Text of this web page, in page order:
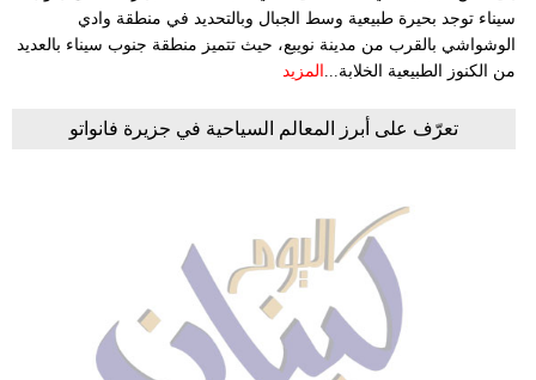
سيناء توجد بحيرة طبيعية وسط الجبال وبالتحديد في منطقة وادي
الوشواشي بالقرب من مدينة نويبع، حيث تتميز منطقة جنوب سيناء بالعديد
من الكنوز الطبيعية الخلابة... المزيد
تعرّف على أبرز المعالم السياحية في جزيرة فانواتو